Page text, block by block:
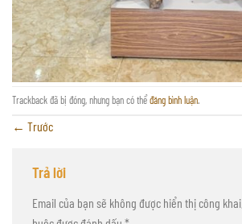
Trackback đã bị đóng, nhưng bạn có thểđăng bình luận.
← Trước
Trả lời
Email của bạn sẽ không được hiển thị công khai.